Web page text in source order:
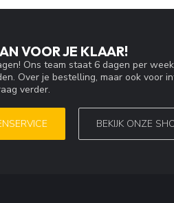
VOOR JE KLAAR!
Ons team staat 6 dagen per
Over je bestelling, maar ook voor
verder.
BEKIJK ONZE